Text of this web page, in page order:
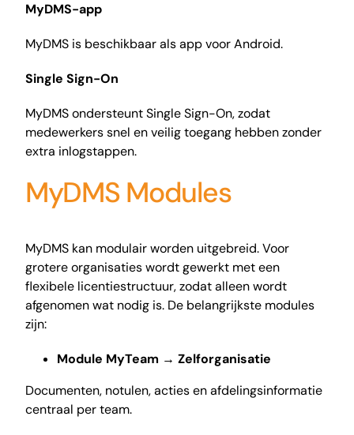
MyDMS-app
MyDMS is beschikbaar als app voor Android.
Single Sign-On
MyDMS ondersteunt Single Sign-On, zodat
medewerkers snel en veilig toegang hebben zonder
extra inlogstappen.
MyDMS Modules
MyDMS kan modulair worden uitgebreid. Voor
grotere organisaties wordt gewerkt met een
flexibele licentiestructuur, zodat alleen wordt
afgenomen wat nodig is. De belangrijkste modules
zijn:
Module MyTeam → Zelforganisatie
Documenten, notulen, acties en afdelingsinformatie
centraal per team.